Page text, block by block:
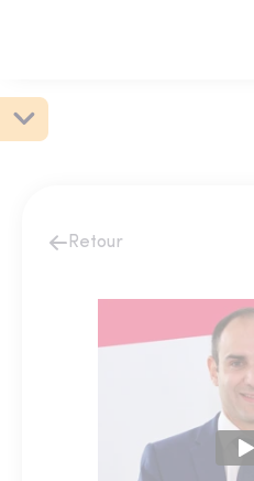
Retour